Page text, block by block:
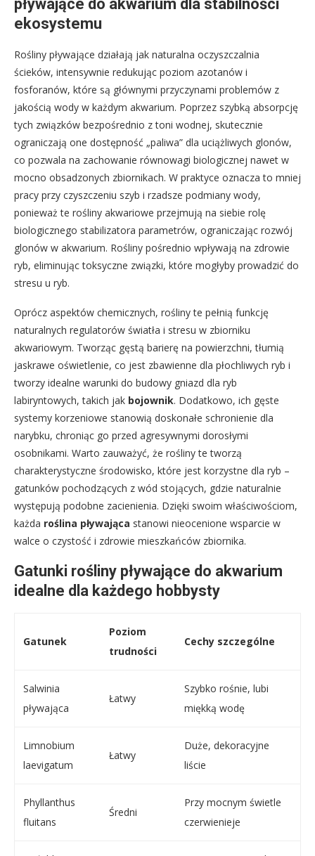
pływające do akwarium dla stabilności
ekosystemu
Rośliny pływające działają jak naturalna oczyszczalnia
ścieków, intensywnie redukując poziom azotanów i
fosforanów, które są głównymi przyczynami problemów z
jakością wody w każdym akwarium. Poprzez szybką absorpcję
tych związków bezpośrednio z toni wodnej, skutecznie
ograniczają one dostępność „paliwa” dla uciążliwych glonów,
co pozwala na zachowanie równowagi biologicznej nawet w
mocno obsadzonych zbiornikach. W praktyce oznacza to mniej
pracy przy czyszczeniu szyb i rzadsze podmiany wody,
ponieważ te rośliny akwariowe przejmują na siebie rolę
biologicznego stabilizatora parametrów, ograniczając rozwój
glonów w akwarium. Rośliny pośrednio wpływają na zdrowie
ryb, eliminując toksyczne związki, które mogłyby prowadzić do
stresu u ryb.
Oprócz aspektów chemicznych, rośliny te pełnią funkcję
naturalnych regulatorów światła i stresu w zbiorniku
akwariowym. Tworząc gęstą barierę na powierzchni, tłumią
jaskrawe oświetlenie, co jest zbawienne dla płochliwych ryb i
tworzy idealne warunki do budowy gniazd dla ryb
labiryntowych, takich jak bojownik. Dodatkowo, ich gęste
systemy korzeniowe stanowią doskonałe schronienie dla
narybku, chroniąc go przed agresywnymi dorosłymi
osobnikami. Warto zauważyć, że rośliny te tworzą
charakterystyczne środowisko, które jest korzystne dla ryb –
gatunków pochodzących z wód stojących, gdzie naturalnie
występują podobne zacienienia. Dzięki swoim właściwościom,
każda roślina pływająca stanowi nieocenione wsparcie w
walce o czystość i zdrowie mieszkańców zbiornika.
Gatunki rośliny pływające do akwarium
idealne dla każdego hobbysty
Gatunek
Poziom
trudności
Cechy szczególne
Salwinia
pływająca
Łatwy
Szybko rośnie, lubi
miękką wodę
Limnobium
laevigatum
Łatwy
Duże, dekoracyjne
liście
Phyllanthus
fluitans
Średni
Przy mocnym świetle
czerwienieje